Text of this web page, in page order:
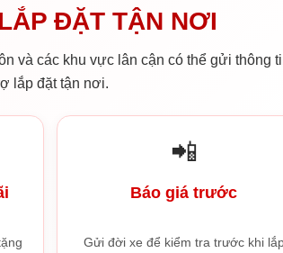
ĐẶT TẬN NƠI
và các khu vực lân cận có thể gửi thông
lắp đặt tận nơi.
📲
Báo giá trước
Gửi đời xe để kiểm tra trước khi